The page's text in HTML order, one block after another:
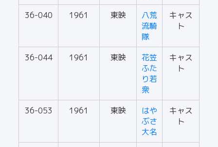
36-040 1961 東映
八荒
流騎
隊
キャス
ト
36-044 1961 東映
花笠
ふた
り若
衆
キャス
ト
36-053 1961 東映
はや
ぶさ
大名
キャス
ト